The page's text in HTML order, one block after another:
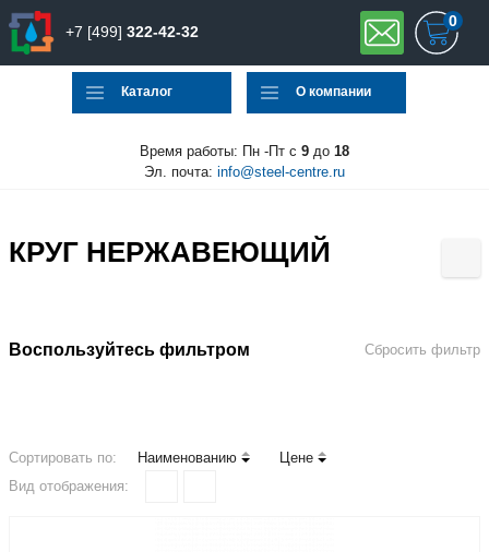
+7 [499] 322-42-32
0
Каталог О компании
Время работы: Пн -Пт с 9 до 18
Эл. почта: info@steel-centre.ru
КРУГ НЕРЖАВЕЮЩИЙ
Воспользуйтесь фильтром Сбросить фильтр
Сортировать по: Наименованию
Цене
Вид отображения: